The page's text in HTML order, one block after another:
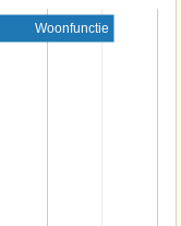
Woonfunctie